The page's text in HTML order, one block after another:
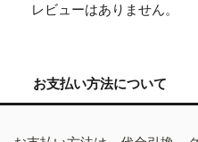
レビューはありません。
お支払い方法について